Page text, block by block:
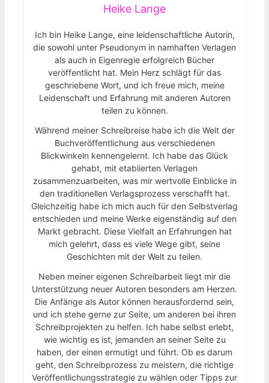
Heike Lange
Ich bin Heike Lange, eine leidenschaftliche Autorin,
die sowohl unter Pseudonym in namhaften Verlagen
als auch in Eigenregie erfolgreich Bücher
veröffentlicht hat. Mein Herz schlägt für das
geschriebene Wort, und ich freue mich, meine
Leidenschaft und Erfahrung mit anderen Autoren
teilen zu können.
Während meiner Schreibreise habe ich die Welt der
Buchveröffentlichung aus verschiedenen
Blickwinkeln kennengelernt. Ich habe das Glück
gehabt, mit etablierten Verlagen
zusammenzuarbeiten, was mir wertvolle Einblicke in
den traditionellen Verlagsprozess verschafft hat.
Gleichzeitig habe ich mich auch für den Selbstverlag
entschieden und meine Werke eigenständig auf den
Markt gebracht. Diese Vielfalt an Erfahrungen hat
mich gelehrt, dass es viele Wege gibt, seine
Geschichten mit der Welt zu teilen.
Neben meiner eigenen Schreibarbeit liegt mir die
Unterstützung neuer Autoren besonders am Herzen.
Die Anfänge als Autor können herausfordernd sein,
und ich stehe gerne zur Seite, um anderen bei ihren
Schreibprojekten zu helfen. Ich habe selbst erlebt,
wie wichtig es ist, jemanden an seiner Seite zu
haben, der einen ermutigt und führt. Ob es darum
geht, den Schreibprozess zu meistern, die richtige
Veröffentlichungsstrategie zu wählen oder Tipps zur